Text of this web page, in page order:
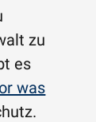
zu
es
was